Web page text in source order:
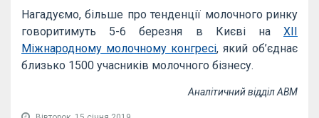
Нагадуємо, більше про тенденції молочного ринку
говоритимуть 5-6 березня в Києві на ХІІ
Міжнародному молочному конгресі, який об’єднає
близько 1500 учасників молочного бізнесу.
Аналітичний відділ АВМ